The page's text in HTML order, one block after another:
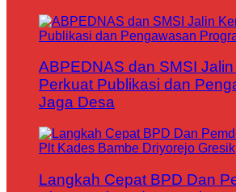
ABPEDNAS dan SMSI
Perkuat Publikasi dan
Jaga Desa
Langkah Cepat BPD Dan